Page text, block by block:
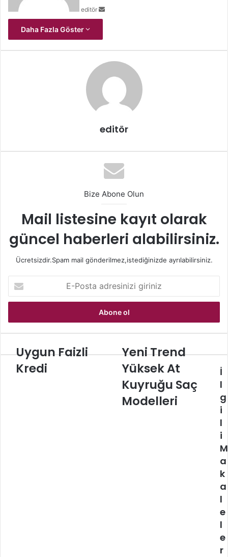
editör
Daha Fazla Göster
editör
Bize Abone Olun
Mail listesine kayıt olarak
güncel haberleri alabilirsiniz.
Ücretsizdir.Spam mail gönderilmez,istediğinizde ayrılabilirsiniz.
Posta
adresinizi
Uygun
Faizli
Kredi
Uygun Faizli
Kredi
Yeni
Yüksek
At
Kuyruğu
Saç
Yeni Trend
Yüksek At
Kuyruğu Saç
Modelleri
İ
l
g
i
l
i
M
a
k
a
l
e
l
e
r